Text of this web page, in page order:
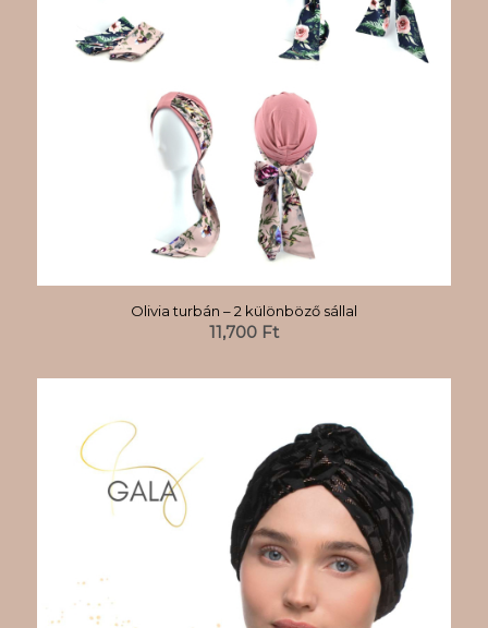
Olivia turbán – 2 különböző sállal
11,700 Ft